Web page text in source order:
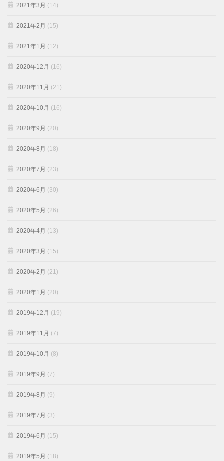
2021年3月 (14)
2021年2月 (15)
2021年1月 (12)
2020年12月 (16)
2020年11月 (21)
2020年10月 (16)
2020年9月 (20)
2020年8月 (18)
2020年7月 (23)
2020年6月 (30)
2020年5月 (26)
2020年4月 (13)
2020年3月 (15)
2020年2月 (21)
2020年1月 (20)
2019年12月 (19)
2019年11月 (7)
2019年10月 (8)
2019年9月 (7)
2019年8月 (9)
2019年7月 (3)
2019年6月 (15)
2019年5月 (18)